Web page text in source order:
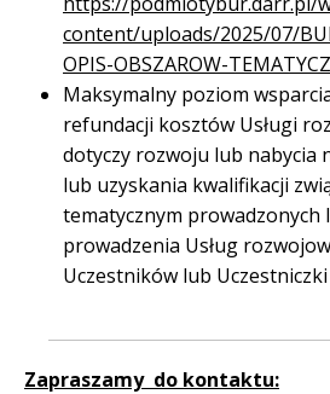
content/uploads/2025/07/
OPIS-OBSZAROW-
Maksymalny poziom
refundacji kosztów Usługi
dotyczy rozwoju lub nabycia
lub uzyskania kwalifikacji
tematycznym prowadzonych
prowadzenia Usług
Uczestników lub
Zapraszamy do kontaktu: